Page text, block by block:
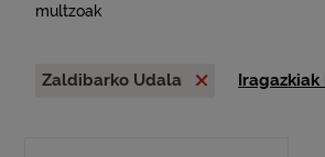
multzoak
Zaldibarko Udala